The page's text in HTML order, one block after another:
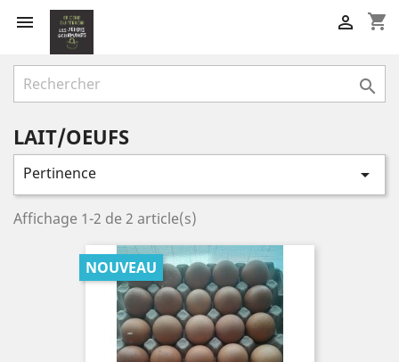
 shopping_cart


LAIT/OEUFS
Pertinence 
Affichage 1-2 de 2 article(s)
NOUVEAU